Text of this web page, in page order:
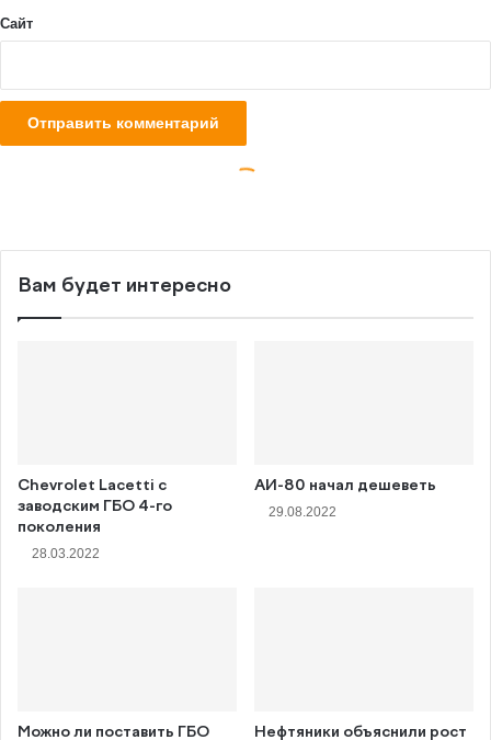
Вам будет интересно
Chevrolet Lacetti с
заводским ГБО 4-го
поколения
28.03.2022
АИ-80 начал дешеветь
29.08.2022
Можно ли поставить ГБО Нефтяники объяснили рост